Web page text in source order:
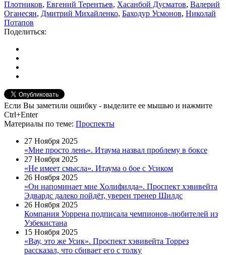
Плотников, Евгений Терентьев, Хасанбой Дусматов, Валерий
Оганесян, Дмитрий Михайленко, Баходур Усмонов, Николай
Потапов
Поделиться:
Если Вы заметили ошибку - выделите ее мышью и нажмите
Ctrl+Enter
Материалы по теме: Проспекты
27 Ноября 2025
«Мне просто лень». Итаума назвал проблему в боксе
27 Ноября 2025
«Не имеет смысла». Итаума о бое с Усиком
26 Ноября 2025
«Он напоминает мне Холифилда». Проспект хэвивейта
Эдвардс далеко пойдёт, уверен тренер Шилдс
26 Ноября 2025
Компания Уоррена подписала чемпионов-любителей из
Узбекистана
15 Ноября 2025
«Вау, это же Усик». Проспект хэвивейта Торрез
рассказал, что сбивает его с толку